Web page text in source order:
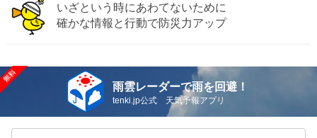
いざという時にあわてないために
確かな情報と行動で防災力アップ
雨雲レーダーで雨を回避！
tenki.jp公式 天気予報アプリ